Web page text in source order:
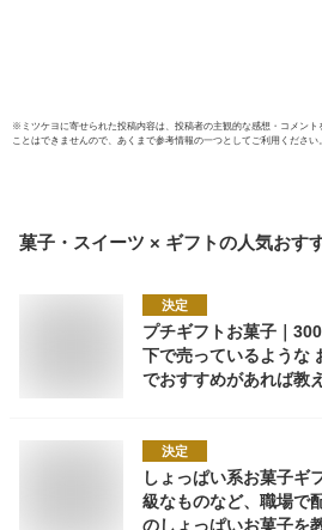
※ ミツケヨに寄せられた投稿内容は、投稿者の主観的な感想・コメン
ことはできませんので、あくまで参考情報の一つとしてご利用ください。
菓子・スイーツ × ギフトの人気おす
決定
プチギフトお菓子｜
下で売っているような
でおすすめがあれば教
決定
しょっぱい系お菓子ギ
級なものなど、職場で
のしょっぱいお菓子を